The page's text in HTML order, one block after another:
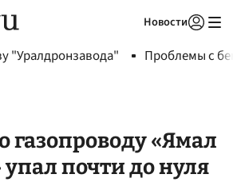
Новости
"Уралдронзавода" Проблемы с
газопроводу «Ямал
почти до нуля